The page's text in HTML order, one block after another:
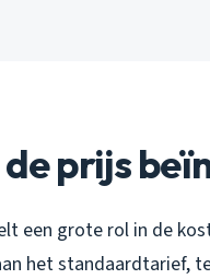
prijs
een grote rol in de
het standaardtarief,